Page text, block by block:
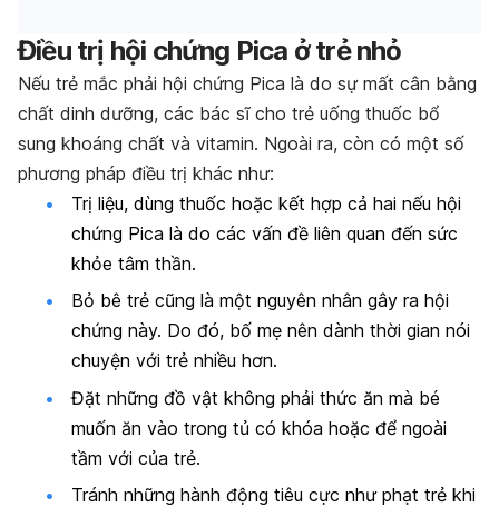
Điều trị hội chứng Pica ở trẻ nhỏ
Nếu trẻ mắc phải hội chứng Pica là do sự mất cân bằng
chất dinh dưỡng, các bác sĩ cho trẻ uống thuốc bổ
sung khoáng chất và vitamin. Ngoài ra, còn có một số
phương pháp điều trị khác như:
Trị liệu, dùng thuốc hoặc kết hợp cả hai nếu hội
chứng Pica là do các vấn đề liên quan đến sức
khỏe tâm thần.
Bỏ bê trẻ cũng là một nguyên nhân gây ra hội
chứng này. Do đó, bố mẹ nên dành thời gian nói
chuyện với trẻ nhiều hơn.
Đặt những đồ vật không phải thức ăn mà bé
muốn ăn vào trong tủ có khóa hoặc để ngoài
tầm với của trẻ.
Tránh những hành động tiêu cực như phạt trẻ khi